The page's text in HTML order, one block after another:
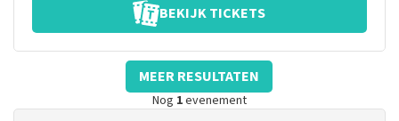
BEKIJK TICKETS
MEER RESULTATEN
Nog 1evenement